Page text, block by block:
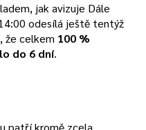
jak avizuje Dále
odesílá ještě tentýž
že celkem 100 %
do 6 dní.
patří kromě zcela